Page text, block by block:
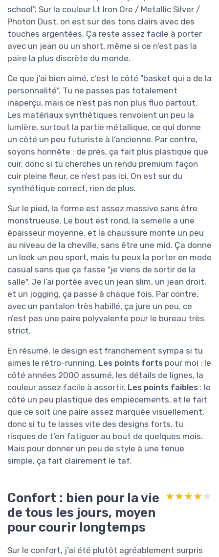
school". Sur la couleur Lt Iron Ore / Metallic Silver /
Photon Dust, on est sur des tons clairs avec des
touches argentées. Ça reste assez facile à porter
avec un jean ou un short, même si ce n’est pas la
paire la plus discrète du monde.
Ce que j’ai bien aimé, c’est le côté "basket qui a de la
personnalité". Tu ne passes pas totalement
inaperçu, mais ce n’est pas non plus fluo partout.
Les matériaux synthétiques renvoient un peu la
lumière, surtout la partie métallique, ce qui donne
un côté un peu futuriste à l’ancienne. Par contre,
soyons honnête : de près, ça fait plus plastique que
cuir, donc si tu cherches un rendu premium façon
cuir pleine fleur, ce n’est pas ici. On est sur du
synthétique correct, rien de plus.
Sur le pied, la forme est assez massive sans être
monstrueuse. Le bout est rond, la semelle a une
épaisseur moyenne, et la chaussure monte un peu
au niveau de la cheville, sans être une mid. Ça donne
un look un peu sport, mais tu peux la porter en mode
casual sans que ça fasse "je viens de sortir de la
salle". Je l’ai portée avec un jean slim, un jean droit,
et un jogging, ça passe à chaque fois. Par contre,
avec un pantalon très habillé, ça jure un peu, ce
n’est pas une paire polyvalente pour le bureau très
strict.
En résumé, le design est franchement sympa si tu
aimes le rétro-running. Les points forts pour moi : le
côté années 2000 assumé, les détails de lignes, la
couleur assez facile à assortir. Les points faibles : le
côté un peu plastique des empiècements, et le fait
que ce soit une paire assez marquée visuellement,
donc si tu te lasses vite des designs forts, tu
risques de t’en fatiguer au bout de quelques mois.
Mais pour donner un peu de style à une tenue
simple, ça fait clairement le taf.
Confort : bien pour la vie
de tous les jours, moyen
pour courir longtemps
★★★★★
★★★★★
Sur le confort, j’ai été plutôt agréablement surpris